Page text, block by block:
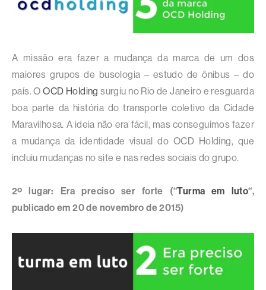
A missão era fazer a mudança da marca de um dos
maiores grupos de busologia – estudo de ônibus – do
país. OOCD Holding surgiu no Rio de Janeiro e resguarda
boa parte da história do transporte coletivo da Cidade
Maravilhosa. A ideia não era fácil, mas conseguimos fazer
a mudança da identidade visual do OCD Holding, que
incluiu mudanças no site e nas redes sociais do grupo.
2º lugar: Era preciso ser forte (“Turma em luto“,
publicado em 20 de novembro de 2015)